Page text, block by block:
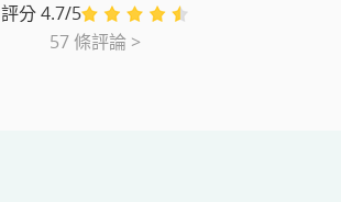
評分 4.7/5
57 條評論 >